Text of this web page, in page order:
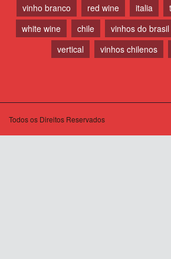
vinho branco red wine italia
white wine
chile vinhos do brasil
vertical
vinhos chilenos
Todos os Direitos Reservados